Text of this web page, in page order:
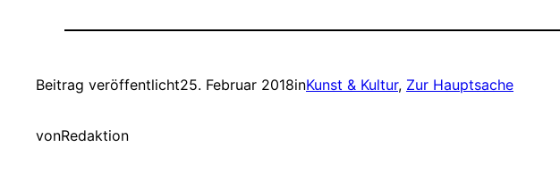
Beitrag veröffentlicht25. Februar 2018inKunst & Kultur, Zur Hauptsache
vonRedaktion